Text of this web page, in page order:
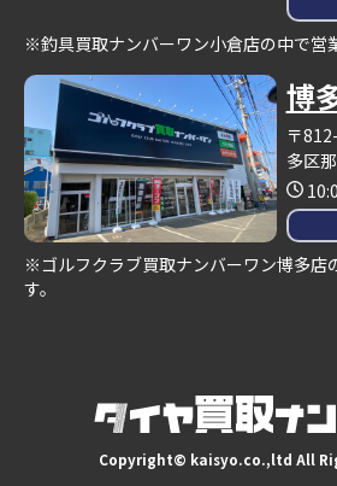
※釣具買取ナンバーワン小倉店の中で営
博
〒
多区
※ゴルフクラブ買取ナンバーワン博多店
す。
Copyright© kaisyo.co.,ltd All